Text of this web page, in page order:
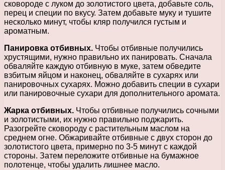
сковороде с луком до золотистого цвета, добавьте соль,
перец и специи по вкусу. Затем добавьте муку и тушите
несколько минут, чтобы кляр получился густым и
ароматным.
Панировка отбивных. Чтобы отбивные получились
хрустящими, нужно правильно их панировать. Сначала
обваляйте каждую отбивную в муке, затем обведите
взбитым яйцом и наконец, обваляйте в сухарях или
панировочных сухарях. Можно добавить специи в сухари
или панировочные сухари для дополнительного аромата.
Жарка отбивных. Чтобы отбивные получились сочными
и золотистыми, их нужно правильно поджарить.
Разогрейте сковороду с растительным маслом на
среднем огне. Обжаривайте отбивные с двух сторон до
золотистого цвета, примерно по 3-5 минут с каждой
стороны. Затем переложите отбивные на бумажное
полотенце, чтобы удалить лишнее масло.